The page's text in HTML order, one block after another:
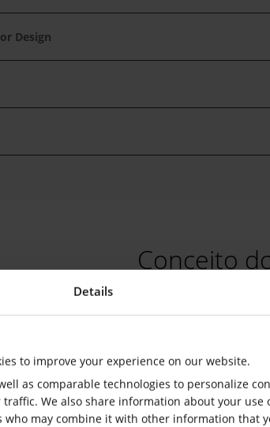
Details
to improve your experience on our website.
as comparable technologies to personalize
We also share information about your
may combine it with other information that
Design
Conceito
O conceito de nosso
configurações de relé
base no
eventos de rede
combinação de uma